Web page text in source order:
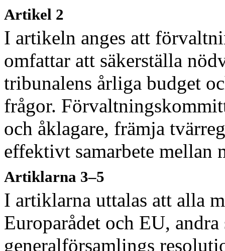
Artikel 2
I artikeln anges att
omfattar att säkerställa
tribunalens årliga budget
frågor.
och åklagare, främja
effektivt samarbete mellan
Artiklarna 3–5
I artiklarna uttalas att alla
Europarådet och EU,
generalförsamlings